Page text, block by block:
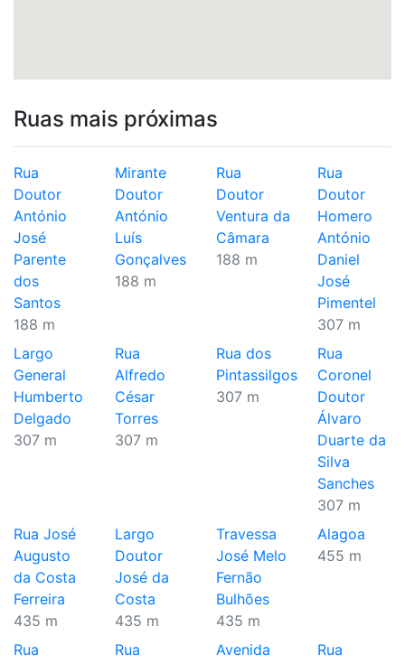
Ruas mais próximas
Rua
Doutor
António
José
Parente
dos
Santos
188 m
Mirante
Doutor
António
Luís
Gonçalves
188 m
Rua
Doutor
Ventura da
Câmara
188 m
Rua
Doutor
Homero
António
Daniel
José
Pimentel
307 m
Largo
General
Humberto
Delgado
307 m
Rua
Alfredo
César
Torres
307 m
Rua dos
Pintassilgos
307 m
Rua
Coronel
Doutor
Álvaro
Duarte da
Silva
Sanches
307 m
Rua José
Augusto
da Costa
Ferreira
435 m
Largo
Doutor
José da
Costa
435 m
Travessa
José Melo
Fernão
Bulhões
435 m
Alagoa
455 m
Rua
Rua
Avenida
Rua